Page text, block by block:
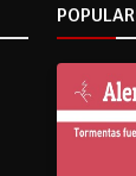
POPULAR